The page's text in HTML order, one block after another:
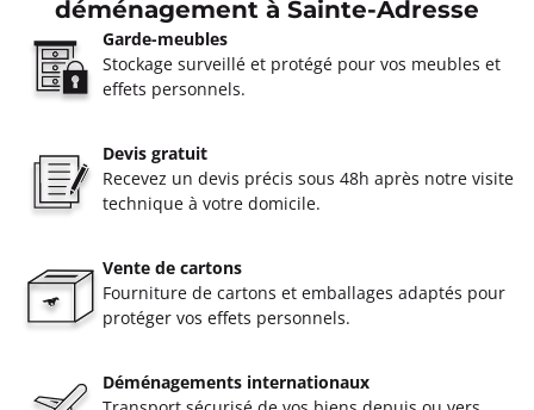
déménagement à Sainte-Adresse
Garde-meubles
Stockage surveillé et protégé pour vos meubles et
effets personnels.
Devis gratuit
Recevez un devis précis sous 48h après notre visite
technique à votre domicile.
Vente de cartons
Fourniture de cartons et emballages adaptés pour
protéger vos effets personnels.
Déménagements internationaux